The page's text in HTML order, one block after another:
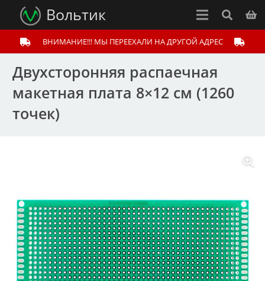
Вольтик
ВНИМАНИЕ!!! МЫ ПЕРЕЕХАЛИ НА ДРУГОЙ АДРЕС
Двухсторонняя распаечная
макетная плата 8×12 см (1260
точек)